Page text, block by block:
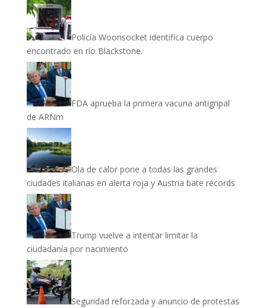
Policía Woonsocket identifica cuerpo
encontrado en río Blackstone.
FDA aprueba la primera vacuna antigripal
de ARNm
Ola de calor pone a todas las grandes
ciudades italianas en alerta roja y Austria bate récords
Trump vuelve a intentar limitar la
ciudadanía por nacimiento
Seguridad reforzada y anuncio de protestas